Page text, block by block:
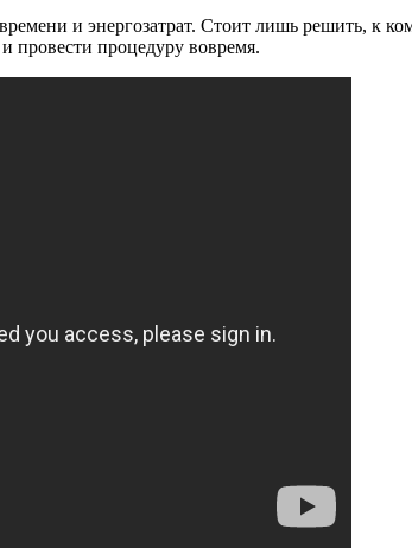
и энергозатрат. Стоит лишь решить, к
провести процедуру вовремя.